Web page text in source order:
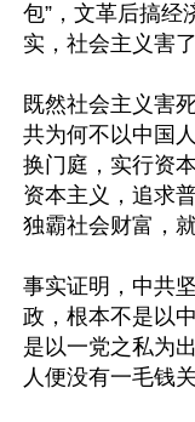
包”，文革后搞经
实，社会主义害
既然社会主义害
共为何不以中国
换门庭，实行资
资本主义，追求
独霸社会财富，
事实证明，中共
政，根本不是以
是以一党之私为
人便没有一毛钱关